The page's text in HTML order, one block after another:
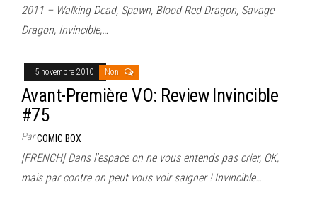
2011 – Walking Dead, Spawn, Blood Red Dragon, Savage
Dragon, Invincible,…
5 novembre 2010 Non
Avant-Première VO: Review Invincible
#75
ParCOMIC BOX
[FRENCH] Dans l’espace on ne vous entends pas crier, OK,
mais par contre on peut vous voir saigner ! Invincible…